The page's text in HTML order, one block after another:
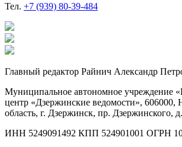
Тел. +7 (939) 80-39-484
Главный редактор Райнич Александр
Муниципальное автономное учреждение
центр «Дзержинские ведомости», 606000,
область, г. Дзержинск, пр. Дзержинского,
ИНН 5249091492 КПП 524901001 ОГРН